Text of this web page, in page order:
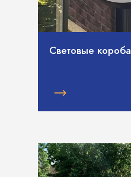
Световые короба